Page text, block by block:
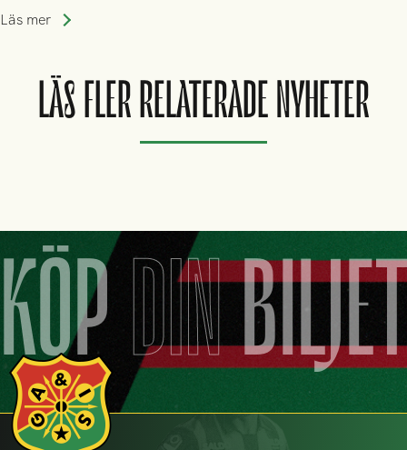
spel i färöiska Skála IF.
Läs mer
LÄS FLER RELATERADE NYHETER
KÖPDIN